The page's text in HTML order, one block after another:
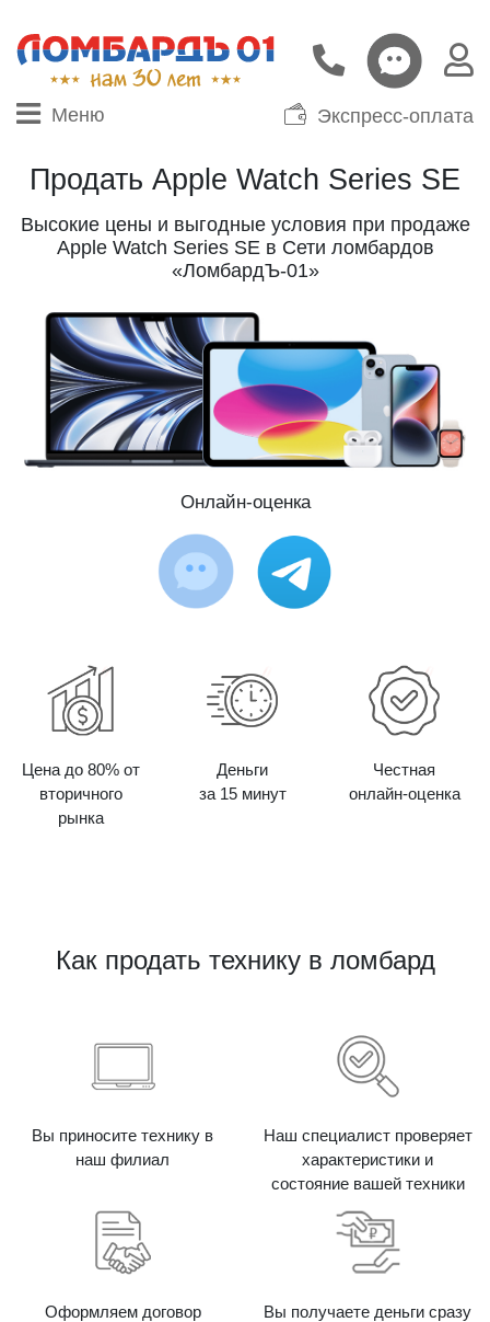
Меню Экспресс-оплата
Продать Apple Watch Series SE
Высокие цены и выгодные условия при продаже
Apple Watch Series SE в Сети ломбардов
«ЛомбардЪ-01»
Онлайн-оценка
Цена до 80% от
вторичного
рынка
Деньги
за 15 минут
Честная
онлайн-оценка
Как продать технику в ломбард
Вы приносите технику в
наш филиал
Наш специалист проверяет
характеристики и
состояние вашей техники
Оформляем договор
Вы получаете деньги сразу